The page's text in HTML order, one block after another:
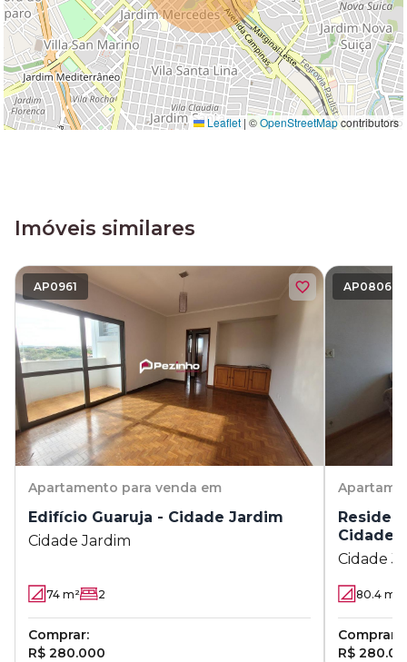
Leaflet | ©OpenStreetMapcontributors
Imóveis similares
AP0961
Apartamento para venda em
Edifício Guaruja - Cidade Jardim
Cidade Jardim
74 m² 2
Comprar:
R$ 280.000
AP0806
Cidade
Cidade
80.4 m²
Comprar:
R$